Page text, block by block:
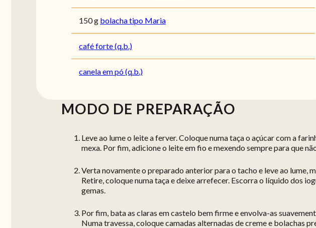
150 g bolacha tipo Maria
café forte (q.b.)
canela em pó (q.b.)
MODO DE PREPARAÇÃO
Leve ao lume o leite a ferver. Coloque numa taça o açúcar com a
mexa. Por fim, adicione o leite em fio e mexendo sempre para que
Verta novamente o preparado anterior para o tacho e leve ao lume,
Retire, coloque numa taça e deixe arrefecer. Escorra o líquido dos
gemas.
Por fim, bata as claras em castelo bem firme e envolva-as
Numa travessa, coloque camadas alternadas de creme e bolachas